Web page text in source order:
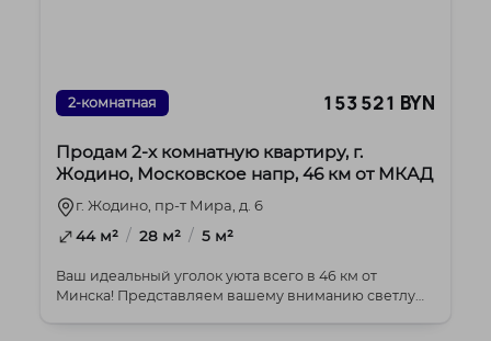
2-комнатная 153 521 BYN
Продам 2-х комнатную квартиру, г.
Жодино, Московское напр, 46 км от МКАД
г. Жодино, пр-т Мира, д. 6
44 м² / 28 м² / 5 м²
Ваш идеальный уголок уюта всего в 46 км от
Минска! Представляем вашему вниманию светлую